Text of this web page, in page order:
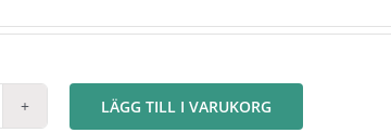
LÄGG TILL I VARUKORG